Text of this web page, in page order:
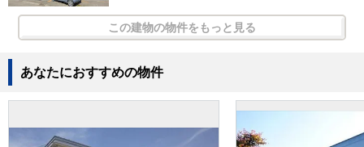
この建物の物件をもっと見る
あなたにおすすめの物件